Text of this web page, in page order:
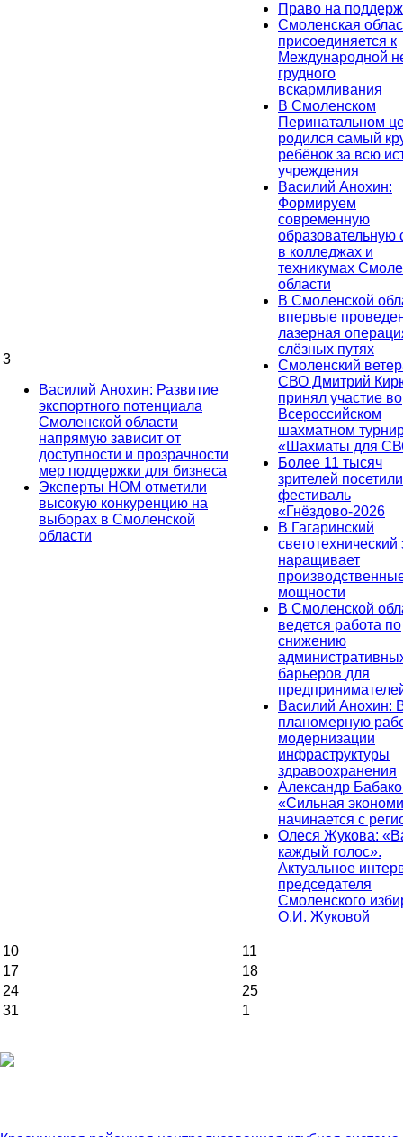
3
Василий Анохин: Развитие
экспортного потенциала
Смоленской области
напрямую зависит от
доступности и прозрачности
мер поддержки для бизнеса
Эксперты НОМ отметили
высокую конкуренцию на
выборах в Смоленской
области
Право на
Смоленская
присоединяется к
Международной
грудного
вскармливания
В Смоленском
Перинатальном
родился самый
ребёнок за всю
учреждения
Василий Анохин:
Формируем
современную
образовательную
в колледжах и
техникумах
области
В Смоленской
впервые
лазерная
слёзных путях
Смоленский
СВО Дмитрий
принял участие во
Всероссийском
шахматном
«Шахматы для
Более 11 тысяч
зрителей посетили
фестиваль
«Гнёздово-2026
В Гагаринский
светотехнический
наращивает
мощности
В Смоленской
ведется работа по
снижению
барьеров для
Василий Анохин:
планомерную
модернизации
инфраструктуры
здравоохранения
Александр
«Сильная
начинается с
Олеся Жукова:
каждый голос».
Актуальное
председателя
Смоленского
О.И. Жуковой
10
11
17
18
24
25
31
1